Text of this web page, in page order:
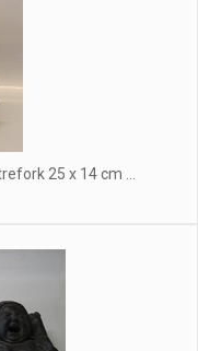
25 x 14 cm ...